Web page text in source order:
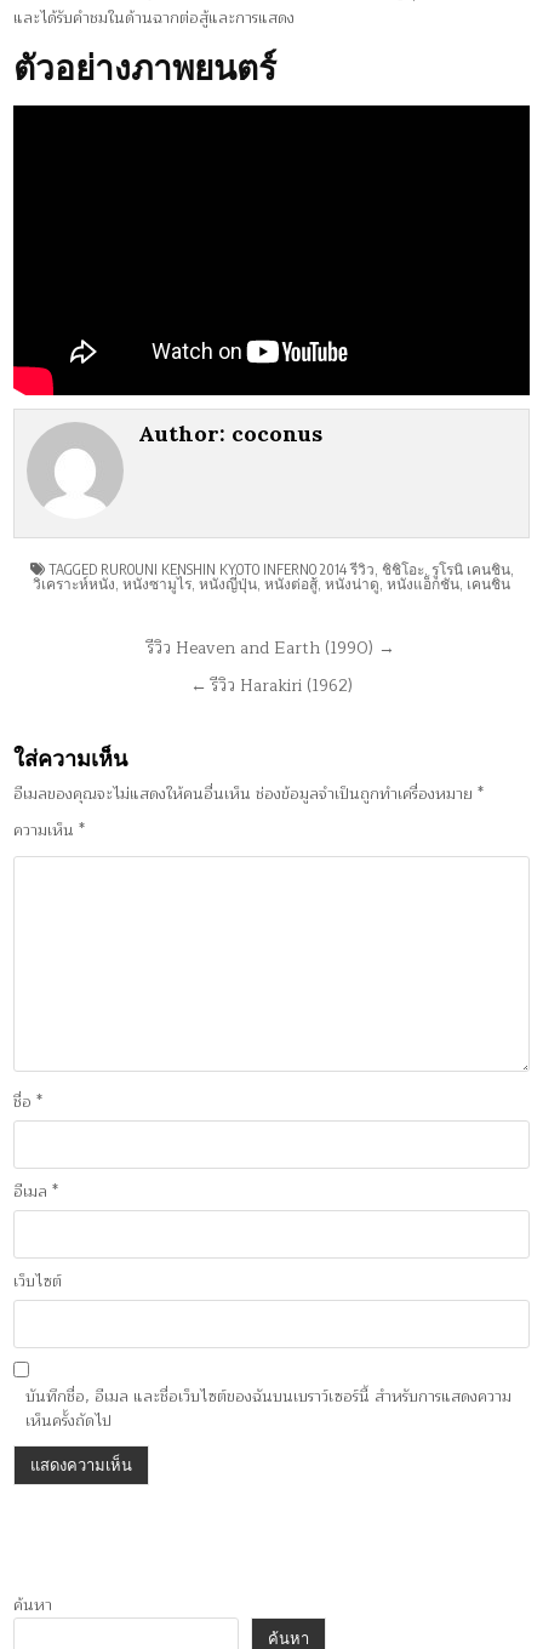
และได้รับคำชมในด้านฉากต่อสู้และการแสดง
ตัวอย่างภาพยนตร์
Author: coconus
TAGGED RUROUNI KENSHIN KYOTO INFERNO 2014 รีวิว ชิชิโอะ รูโรนิ เคนชิน,
วิเคราะห์หนัง หนังซามูไร หนังญี่ปุ่น หนังต่อสู้ หนังน่าดู หนังแอ็กชัน เคนชิน
รีวิว Heaven and Earth (1990) →
← รีวิว Harakiri (1962)
ใส่ความเห็น
อีเมลของคุณจะไม่แสดงให้คนอื่นเห็น ช่องข้อมูลจำเป็นถูกทำเครื่องหมาย*
ความเห็น*
ชื่อ*
อีเมล*
เว็บไซต์
บันทึกชื่อ, อีเมล และชื่อเว็บไซต์ของฉันบนเบราว์เซอร์นี้ สำหรับการแสดงความ
เห็นครั้งถัดไป
ค้นหา
ค้นหา